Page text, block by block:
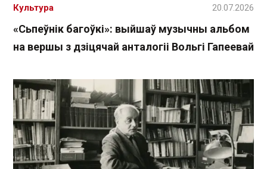
«Сьпеўнік багоўкі»: выйшаў музычны альбом
на вершы з дзіцячай анталогіі Вольгі Гапеевай
Культура 20.07.2026